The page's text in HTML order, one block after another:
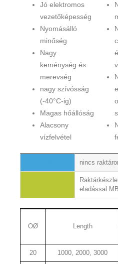
Jó elektromos
vezetőképesség
Nyomásálló
minőség
Nagy
keménység és
merevség
nagy szívósság
(-40°C-ig)
Magas hőállóság
Alacsony
vízfelvétel
nincs
eladással
OØ Length
20 1000, 2000, 3000